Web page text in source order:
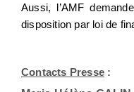
Aussi, l’AMF
disposition par loi de
Contacts Presse :